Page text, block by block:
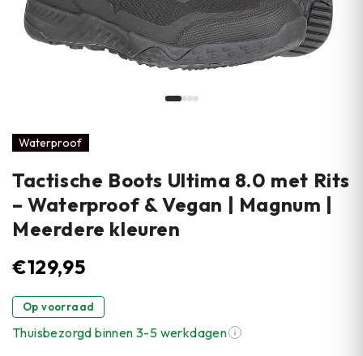
Waterproof
Tactische Boots Ultima 8.0 met Rits
– Waterproof & Vegan | Magnum |
Meerdere kleuren
€129,95
Op voorraad
Thuisbezorgd binnen 3-5 werkdagen